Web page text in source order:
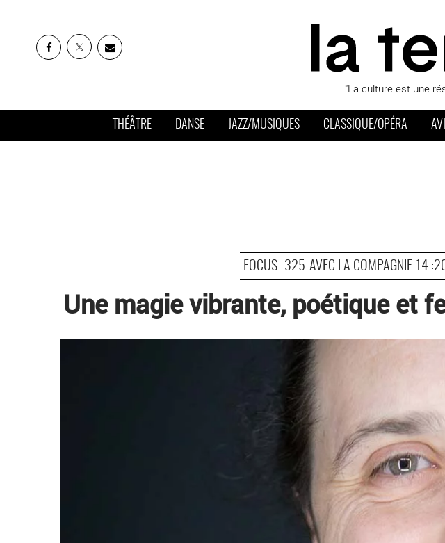
"La culture est une
THÉÂTRE DANSE JAZZ/MUSIQUES CLASSIQUE/OPÉRA
FOCUS -325-AVEC LA COMPAGNIE 14
Une magie vibrante, poétique et